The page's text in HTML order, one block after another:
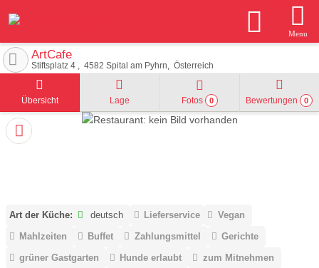
Menu
ArtCafe
Stiftsplatz 4 4582 Spital am Pyhrn Österreich
Übersicht Lage Fotos 0 Bewertungen 0
Art der Küche: deutsch Lieferservice
Vegan
Mahlzeiten
Buffet Zahlungsmittel
Gerichte
grüner Gastgarten
Hunde erlaubt zum Mitnehmen